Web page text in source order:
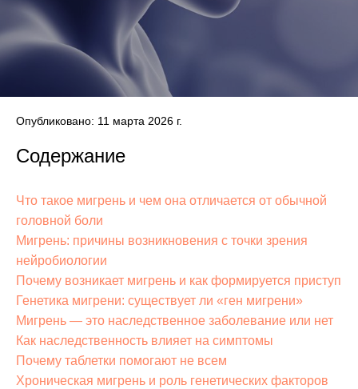
Опубликовано: 11 марта 2026 г.
Содержание
Что такое мигрень и чем она отличается от обычной
головной боли
Мигрень: причины возникновения с точки зрения
нейробиологии
Почему возникает мигрень и как формируется приступ
Генетика мигрени: существует ли «ген мигрени»
Мигрень — это наследственное заболевание или нет
Как наследственность влияет на симптомы
Почему таблетки помогают не всем
Хроническая мигрень и роль генетических факторов